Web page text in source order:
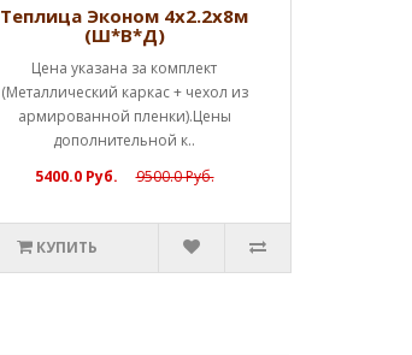
Теплица Эконом 4х2.2х8м
(Ш*В*Д)
Цена указана за комплект
(Металлический каркас + чехол из
армированной пленки).Цены
дополнительной к..
5400.0 Руб.
9500.0 Руб.
КУПИТЬ